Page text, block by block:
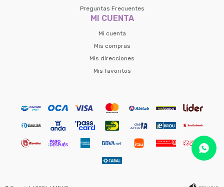
Preguntas Frecuentes
MI CUENTA
Mi cuenta
Mis compras
Mis direcciones
Mis favoritos